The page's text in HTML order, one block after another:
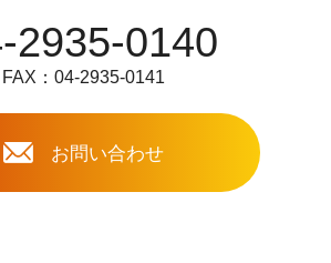
2935-0140
FAX：04-2935-0141
お問い合わせ